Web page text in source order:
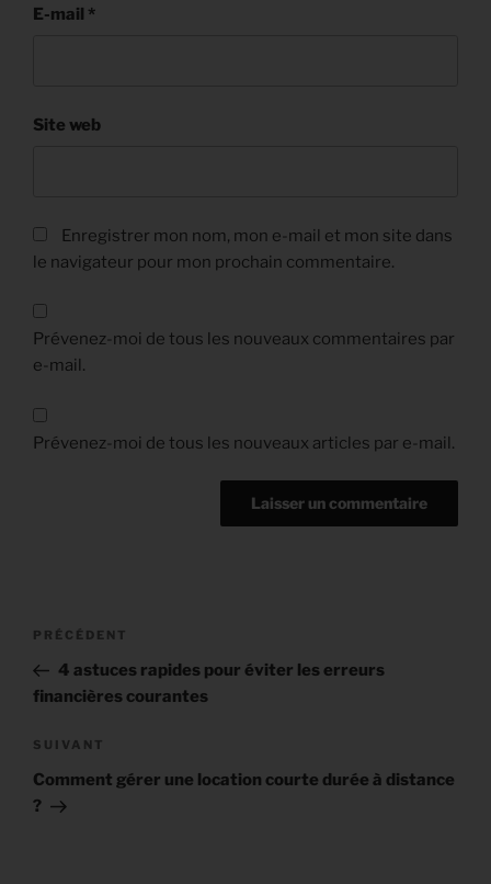
E-mail *
Site web
Enregistrer mon nom, mon e-mail et mon site dans
le navigateur pour mon prochain commentaire.
Prévenez-moi de tous les nouveaux commentaires par
e-mail.
Prévenez-moi de tous les nouveaux articles par e-mail.
Navigation
l’article
Article
précédent
PRÉCÉDENT
4 astuces rapides pour éviter les erreurs
financières courantes
Article
suivant
SUIVANT
Comment gérer une location courte durée à distance
?